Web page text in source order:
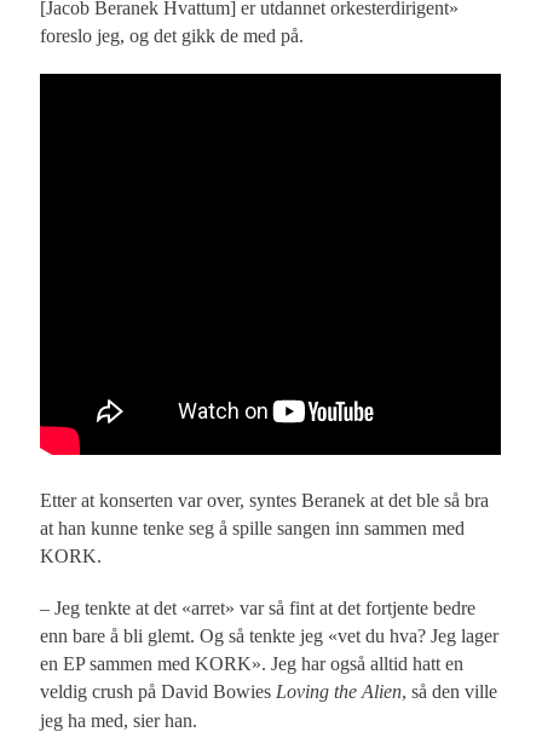
[Jacob Beranek Hvattum] er utdannet orkesterdirigent»
foreslo jeg, og det gikk de med på.
Etter at konserten var over, syntes Beranek at det ble så bra
at han kunne tenke seg å spille sangen inn sammen med
KORK.
– Jeg tenkte at det «arret» var så fint at det fortjente bedre
enn bare å bli glemt. Og så tenkte jeg «vet du hva? Jeg lager
en EP sammen med KORK». Jeg har også alltid hatt en
veldig crush på David Bowies Loving the Alien, så den ville
jeg ha med, sier han.